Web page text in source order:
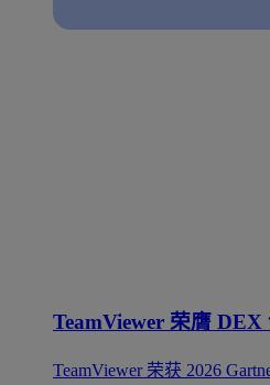
TeamViewer 荣膺
TeamViewer 荣获 2026